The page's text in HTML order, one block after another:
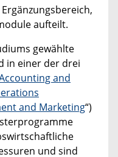
aufteilt.
gewählte
in einer der drei
and
and Marketing“)
und sind